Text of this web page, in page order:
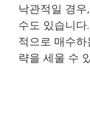
낙관적일 경
수도 있습니
적으로 매수하
략을 세울 수